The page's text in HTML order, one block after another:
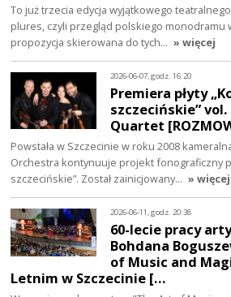
To już trzecia edycja wyjątkowego
plures, czyli przegląd polskiego monodramu
propozycja skierowana do tych… » więcej
2026-06-07, godz. 16:20
Premiera płyty
szczecińskie”
Quartet
Powstała w Szczecinie w roku 2008
Orchestra kontynuuje projekt fonograficzny
szczecińskie”. Został zainicjowany… » więcej
2026-06-11, godz. 20:38
60-lecie pracy
Bohdana
of Music and
Letnim w Szczecinie […